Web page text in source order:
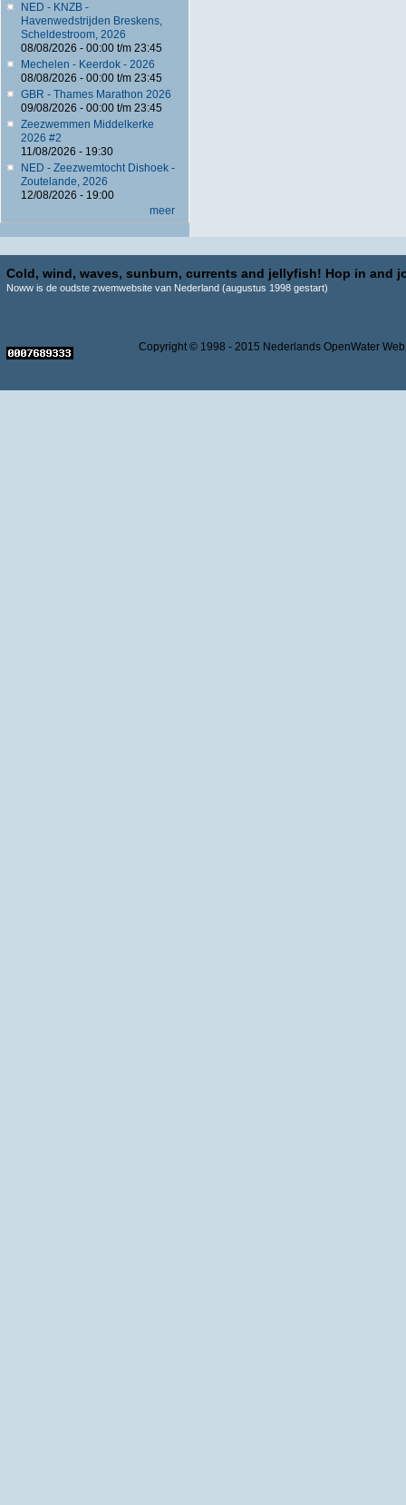
NED - KNZB -
Havenwedstrijden Breskens,
Scheldestroom, 2026
08/08/2026 - 00:00t/m 23:45
Mechelen - Keerdok - 2026
08/08/2026 - 00:00t/m 23:45
GBR - Thames Marathon 2026
09/08/2026 - 00:00t/m 23:45
Zeezwemmen Middelkerke
2026 #2
11/08/2026 - 19:30
NED - Zeezwemtocht Dishoek -
Zoutelande, 2026
12/08/2026 - 19:00
meer
Cold, wind, waves, sunburn, currents and jellyfish! Hop in and
Noww is de oudste zwemwebsite van Nederland (augustus 1998 gestart)
Copyright © 1998 - 2015 Nederlands OpenWater